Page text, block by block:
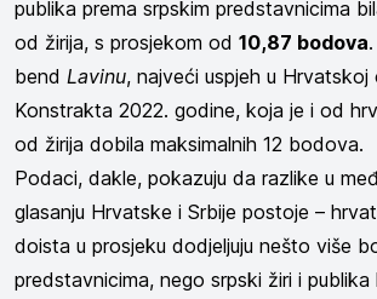
publika prema srpskim predstavnicima
od žirija, s prosjekom od 10,87 bodova
bend Lavinu, najveći uspjeh u Hrvatskoj
Konstrakta 2022. godine, koja je i od
od žirija dobila maksimalnih 12 bodova.
Podaci, dakle, pokazuju da razlike u
glasanju Hrvatske i Srbije postoje –
doista u prosjeku dodjeljuju nešto više
predstavnicima, nego srpski žiri i publika